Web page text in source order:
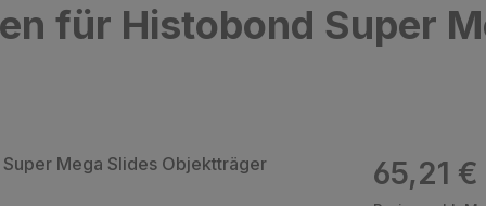
für Histobond Super
Regulärer
65,21 €